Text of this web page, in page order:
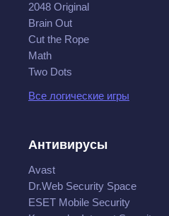
2048 Original
Brain Out
Cut the Rope
Math
Two Dots
Все логические игры
Антивирусы
Avast
Dr.Web Security Space
ESET Mobile Security